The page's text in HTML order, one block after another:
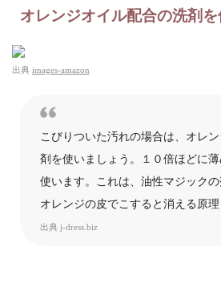
オレンジオイル配合の洗剤を
出典 images-amazon
こびりついた汚れの場合は、オレ
剤を使いましょう。１０倍ほどに
使います。これは、油性マジック
オレンジの皮でこすると消える原理
出典 j-dress.biz